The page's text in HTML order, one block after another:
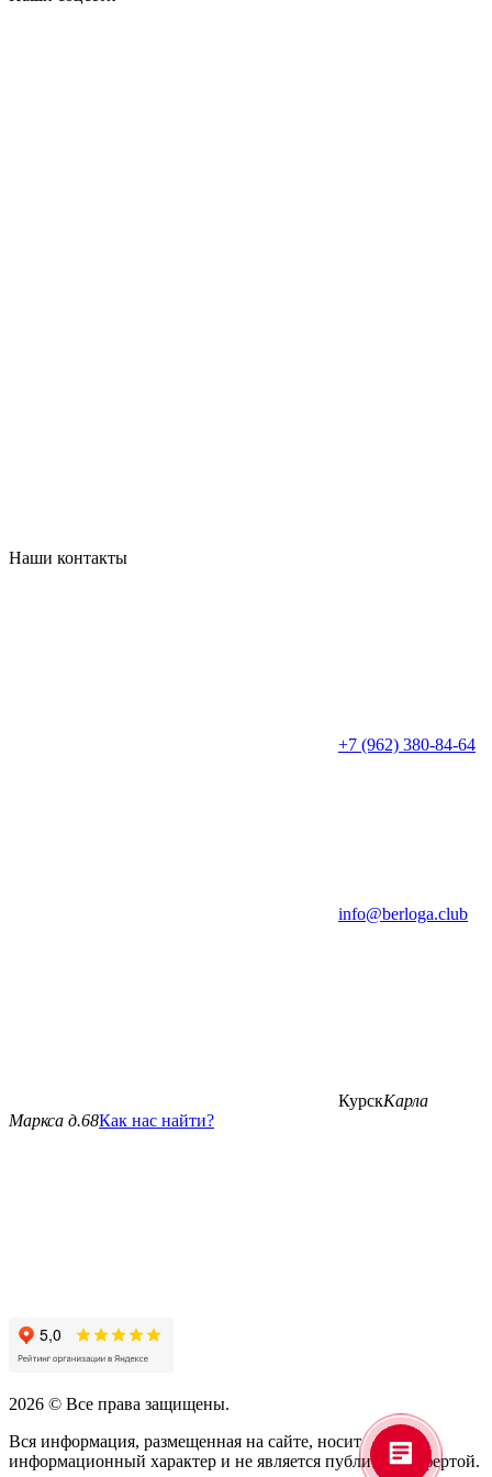
Наши контакты
+7 (962) 380-84-64
info@berloga.club
КурскКарла
Маркса д.68Как нас найти?
2026 © Все права защищены.
Вся информация, размещенная на сайте, носит
информационный характер и не является публичной офертой.